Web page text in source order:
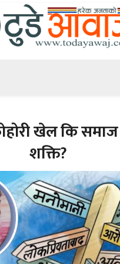
खेल कि
शक्ति?